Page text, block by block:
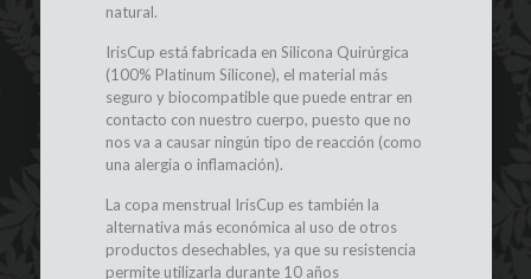
natural.
IrisCup está fabricada en Silicona Quirúrgica
(100% Platinum Silicone), el material más
seguro y biocompatible que puede entrar en
contacto con nuestro cuerpo, puesto que no
nos va a causar ningún tipo de reacción (como
una alergia o inflamación).
La copa menstrual IrisCup es también la
alternativa más económica al uso de otros
productos desechables, ya que su resistencia
permite utilizarla durante 10 años